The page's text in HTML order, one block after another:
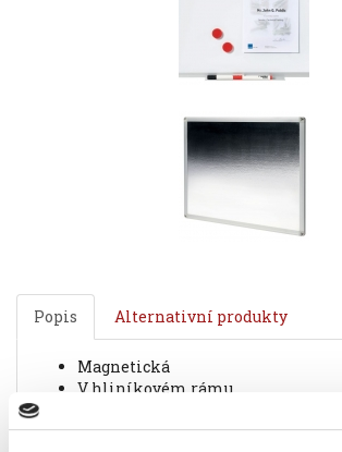
Popis Alternativní produkty
magnetická
v hliníkovém rámu
rozměry 90x60 cm